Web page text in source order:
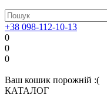
+38 098-112-10-13
0
0
0
Ваш кошик порожній :(
КАТАЛОГ